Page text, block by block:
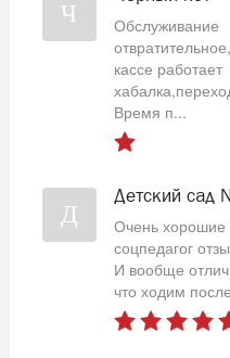
Ч
Обслуживание
кассе работает
Время п...
Д
Детский сад
Очень хорошие
соцпедагог
И вообще
что ходим